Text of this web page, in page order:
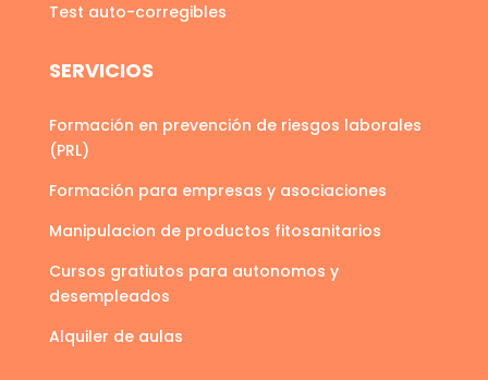
Test auto-corregibles
SERVICIOS
Formación en prevención de riesgos laborales
(PRL)
Formación para empresas y asociaciones
Manipulacion de productos fitosanitarios
Cursos gratiutos para autonomos y
desempleados
Alquiler de aulas